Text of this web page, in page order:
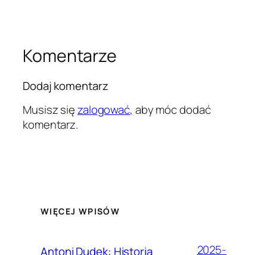
Komentarze
Dodaj komentarz
Musisz sięzalogować, aby móc dodać
komentarz.
WIĘCEJ WPISÓW
Antoni Dudek: Historia
2025-